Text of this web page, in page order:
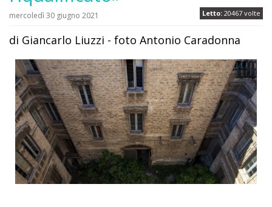
Letto: 20467 volte
mercoledì 30 giugno 2021
di Giancarlo Liuzzi - foto Antonio Caradonna